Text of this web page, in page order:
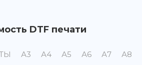
DTF печати
А3 А4 А5 А6 А7 А8